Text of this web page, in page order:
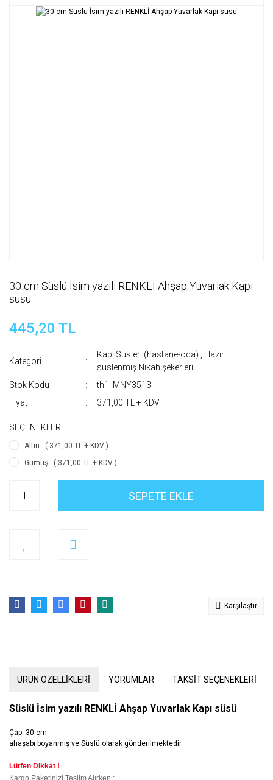
30 cm Süslü İsim yazılı RENKLİ Ahşap Yuvarlak Kapı
süsü
445,20 TL
Kategori
Kapı Süsleri (hastane-oda)
Hazır
süslenmiş Nikah şekerleri
Stok Kodu
th1_MNY3513
Fiyat
371,00 TL + KDV
SEÇENEKLER
Altın - ( 371,00 TL + KDV )
Gümüş - ( 371,00 TL + KDV )
SEPETE EKLE
Karşılaştır
ÜRÜN ÖZELLİKLERİ YORUMLAR TAKSİT SEÇENEKLERİ
Süslü İsim yazılı RENKLİ Ahşap Yuvarlak Kapı süsü
Çap: 30 cm
ahaşabı boyanmış ve Süslü olarak gönderilmektedir.
Lütfen Dikkat !
Kargo Paketinizi Teslim Alırken ;